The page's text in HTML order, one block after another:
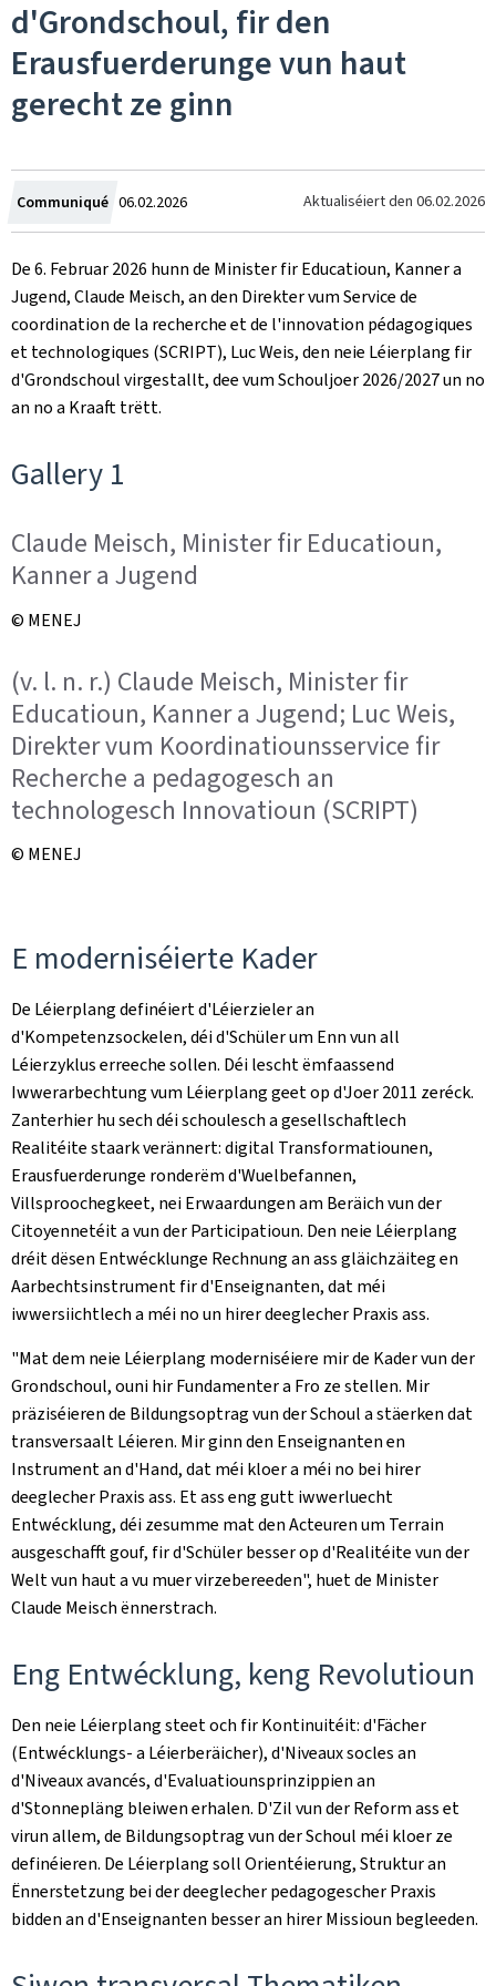
d'Grondschoul, fir den
Erausfuerderunge vun haut
gerecht ze ginn
Communiqué Created
on
06.02.2026 Aktualiséiert den 06.02.2026
De 6. Februar 2026 hunn de Minister fir Educatioun, Kanner a
Jugend, Claude Meisch, an den Direkter vumService de
coordination de la recherche et de l'innovation pédagogiques
et technologiques (SCRIPT), Luc Weis, den neie Léierplang fir
d'Grondschoul virgestallt, dee vum Schouljoer 2026/2027 un no
an no a Kraaft trëtt.
Gallery 1
Claude Meisch, Minister fir Educatioun,
Kanner a Jugend
© MENEJ
(v. l. n. r.) Claude Meisch, Minister fir
Educatioun, Kanner a Jugend; Luc Weis,
Direkter vum Koordinatiounsservice fir
Recherche a pedagogesch an
technologesch Innovatioun (SCRIPT)
© MENEJ
E moderniséierte Kader
De Léierplang definéiert d'Léierzieler an
d'Kompetenzsockelen, déi d'Schüler um Enn vun all
Léierzyklus erreeche sollen. Déi lescht ëmfaassend
Iwwerarbechtung vum Léierplang geet op d'Joer 2011 zeréck.
Zanterhier hu sech déi schoulesch a gesellschaftlech
Realitéite staark verännert: digital Transformatiounen,
Erausfuerderunge ronderëm d'Wuelbefannen,
Villsproochegkeet, nei Erwaardungen am Beräich vun der
Citoyennetéit a vun der Participatioun. Den neie Léierplang
dréit dësen Entwécklunge Rechnung an ass gläichzäiteg en
Aarbechtsinstrument fir d'Enseignanten, dat méi
iwwersiichtlech a méi no un hirer deeglecher Praxis ass.
"Mat dem neie Léierplang moderniséiere mir de Kader vun der
Grondschoul, ouni hir Fundamenter a Fro ze stellen. Mir
präziséieren de Bildungsoptrag vun der Schoul a stäerken dat
transversaalt Léieren. Mir ginn den Enseignanten en
Instrument an d'Hand, dat méi kloer a méi no bei hirer
deeglecher Praxis ass. Et ass eng gutt iwwerluecht
Entwécklung, déi zesumme mat den Acteuren um Terrain
ausgeschafft gouf, fir d'Schüler besser op d'Realitéite vun der
Welt vun haut a vu muer virzebereeden", huet de Minister
Claude Meisch ënnerstrach.
Eng Entwécklung, keng Revolutioun
Den neie Léierplang steet och fir Kontinuitéit: d'Fächer
(Entwécklungs- a Léierberäicher), d'Niveaux soclesan
d'Niveaux avancés, d'Evaluatiounsprinzippien an
d'Stonnepläng bleiwen erhalen. D'Zil vun der Reform ass et
virun allem, de Bildungsoptrag vun der Schoul méi kloer ze
definéieren. De Léierplang soll Orientéierung, Struktur an
Ënnerstetzung bei der deeglecher pedagogescher Praxis
bidden an d'Enseignanten besser an hirer Missioun begleeden.